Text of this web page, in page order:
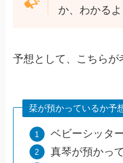
か、わかる
予想として、こちらが
栞が預かっているか予
ベビーシッタ
真琴が預かっ